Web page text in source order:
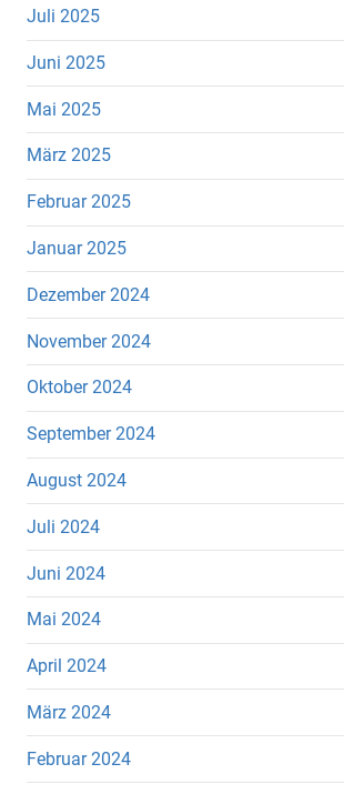
Juli 2025
Juni 2025
Mai 2025
März 2025
Februar 2025
Januar 2025
Dezember 2024
November 2024
Oktober 2024
September 2024
August 2024
Juli 2024
Juni 2024
Mai 2024
April 2024
März 2024
Februar 2024